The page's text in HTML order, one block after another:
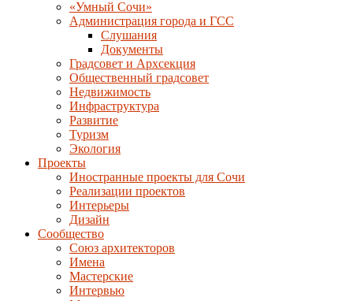
«Умный Сочи»
Администрация города и ГСС
Слушания
Документы
Градсовет и Архсекция
Общественный градсовет
Недвижимость
Инфраструктура
Развитие
Туризм
Экология
Проекты
Иностранные проекты для Сочи
Реализации проектов
Интерьеры
Дизайн
Сообщество
Союз архитекторов
Имена
Мастерские
Интервью